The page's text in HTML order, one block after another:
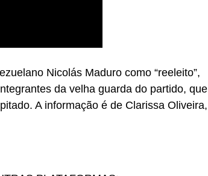
Nicolás Maduro como “reeleito”,
da velha guarda do partido, que
A informação é de Clarissa Oliveira,